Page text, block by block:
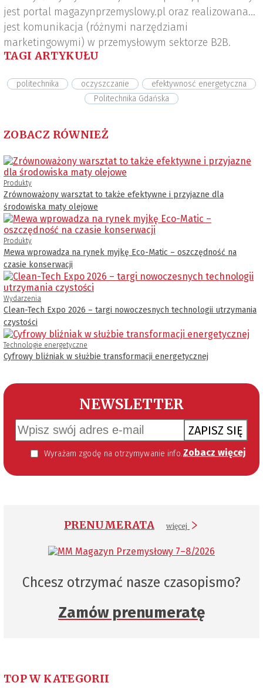
jest portal magazynprzemyslowy.pl oraz realizowana
jest komunikacja (różnymi narzędziami
marketingowymi) w przemysłowym sektorze B2B.
TAGI ARTYKUŁU
politechnika oczyszczanie
efektywnosć energetyczna
Politechnika Gdańska
ZOBACZ RÓWNIEŻ
Produkty
Zrównoważony warsztat to także efektywne i przyjazne dla
środowiska maty olejowe
Produkty
Mewa wprowadza na rynek myjkę Eco-Matic – oszczędność na
czasie konserwacji
Wydarzenia
Clean-Tech Expo 2026 – targi nowoczesnych technologii utrzymania
czystości
Technologie energetyczne
Cyfrowy bliźniak w służbie transformacji energetycznej
NEWSLETTER
ZAPISZ SIĘ
Wyrażam zgodę na otrzymywanie informacji handlowej kierowanej do mnie za pomocą środków komunikacji elektronicznej w szczególności poczty elektronicznej zgodnie z przepisem art. 10 ust 2 ustawy z dnia 18 lipca 2002 roku o świadczeniu usług drogą elektroniczną (Dz. U. 144 z 2002 r. poz. 1204). Zgoda jest dobrowolna, jednak jej wyrażenie jest konieczne, aby otrzymywać newsletter. Zobacz więcej
PRENUMERATA więcej
Chcesz otrzymać nasze czasopismo?
Zamów prenumeratę
TOP W KATEGORII